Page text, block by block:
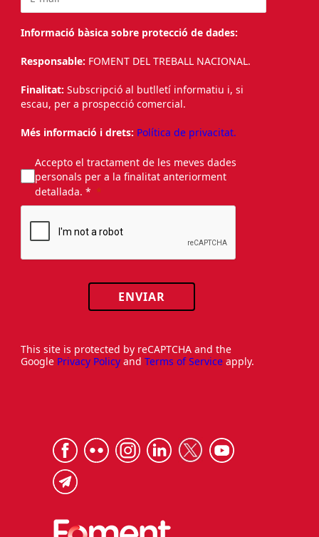
Informació bàsica sobre protecció de dades:
Responsable: FOMENT DEL TREBALL NACIONAL.
Finalitat: Subscripció al butlletí informatiu i, si
escau, per a prospecció comercial.
Més informació i drets: Política de privacitat.
Accepto el tractament de les meves dades
personals per a la finalitat anteriorment
detallada. *
ENVIAR
This site is protected by reCAPTCHA and the
Google Privacy Policy and Terms of Service apply.